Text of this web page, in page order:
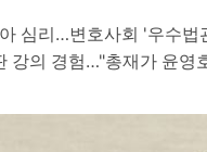
심리…변호사회 '우수법
강의 경험…"총재가 윤